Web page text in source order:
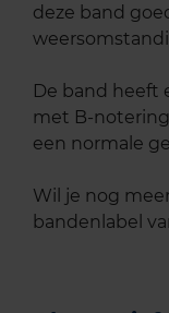
deze band
De band heeft
met B-
een normale
Wil je nog
bandenlabel